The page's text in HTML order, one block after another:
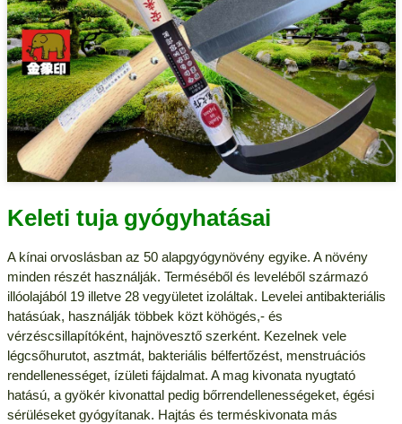
Keleti tuja gyógyhatásai
A kínai orvoslásban az 50 alapgyógynövény egyike. A növény
minden részét használják. Terméséből és leveléből származó
illóolajából 19 illetve 28 vegyületet izoláltak. Levelei antibakteriális
hatásúak, használják többek közt köhögés,- és
vérzéscsillapítóként, hajnövesztő szerként. Kezelnek vele
légcsőhurutot, asztmát, bakteriális bélfertőzést, menstruációs
rendellenességet, ízületi fájdalmat. A mag kivonata nyugtató
hatású, a gyökér kivonattal pedig bőrrendellenességeket, égési
sérüléseket gyógyítanak. Hajtás és terméskivonata más